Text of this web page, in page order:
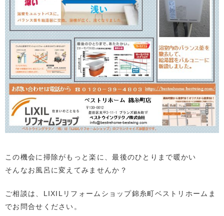
この機会に掃除がもっと楽に、最後のひとりまで暖かい
そんなお風呂に変えてみませんか？
ご相談は、LIXILリフォームショップ錦糸町ベストリホームま
でお問合せください。